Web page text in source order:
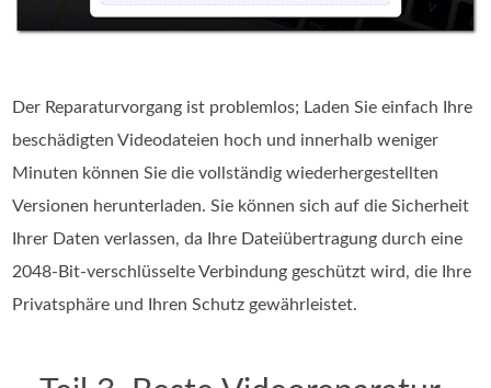
Der Reparaturvorgang ist problemlos; Laden Sie einfach Ihre
beschädigten Videodateien hoch und innerhalb weniger
Minuten können Sie die vollständig wiederhergestellten
Versionen herunterladen. Sie können sich auf die Sicherheit
Ihrer Daten verlassen, da Ihre Dateiübertragung durch eine
2048-Bit-verschlüsselte Verbindung geschützt wird, die Ihre
Privatsphäre und Ihren Schutz gewährleistet.